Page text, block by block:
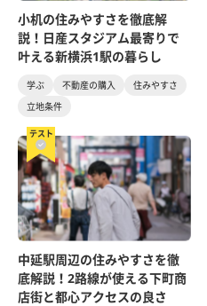
小机の住みやすさを徹底解
説！日産スタジアム最寄りで
叶える新横浜1駅の暮らし
学ぶ 不動産の購入
住みやすさ
立地条件
テスト
中延駅周辺の住みやすさを徹
底解説！2路線が使える下町商
店街と都心アクセスの良さ